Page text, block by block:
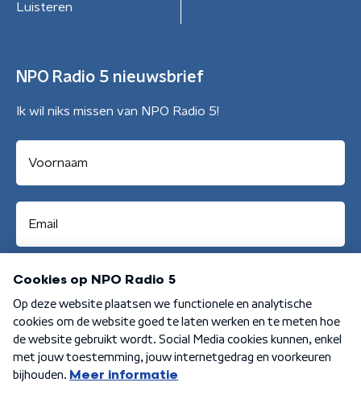
Luisteren
NPO Radio 5 nieuwsbrief
Ik wil niks missen van NPO Radio 5!
Aanmelden
Algemene voorwaarden